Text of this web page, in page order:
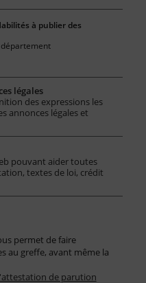
à publier des
légales
des expressions les
annonces légales et
pouvant aider toutes
textes de loi, crédit
permet de faire
au greffe, avant même la
de parution